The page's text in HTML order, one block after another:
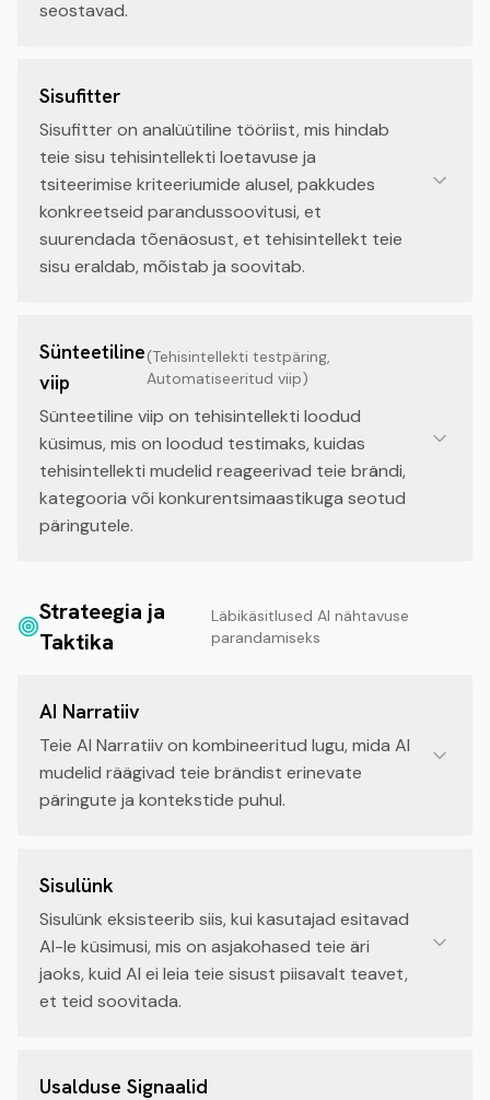
seostavad.
Sisufitter
Sisufitter on analüütiline tööriist, mis hindab
teie sisu tehisintellekti loetavuse ja
tsiteerimise kriteeriumide alusel, pakkudes
konkreetseid parandussoovitusi, et
suurendada tõenäosust, et tehisintellekt teie
sisu eraldab, mõistab ja soovitab.
Sünteetiline
viip
(Tehisintellekti testpäring,
Automatiseeritud viip)
Sünteetiline viip on tehisintellekti loodud
küsimus, mis on loodud testimaks, kuidas
tehisintellekti mudelid reageerivad teie brändi,
kategooria või konkurentsimaastikuga seotud
päringutele.
Strateegia ja
Taktika
Läbikäsitlused AI nähtavuse
parandamiseks
AI Narratiiv
Teie AI Narratiiv on kombineeritud lugu, mida AI
mudelid räägivad teie brändist erinevate
päringute ja kontekstide puhul.
Sisulünk
Sisulünk eksisteerib siis, kui kasutajad esitavad
AI-le küsimusi, mis on asjakohased teie äri
jaoks, kuid AI ei leia teie sisust piisavalt teavet,
et teid soovitada.
Usalduse Signaalid